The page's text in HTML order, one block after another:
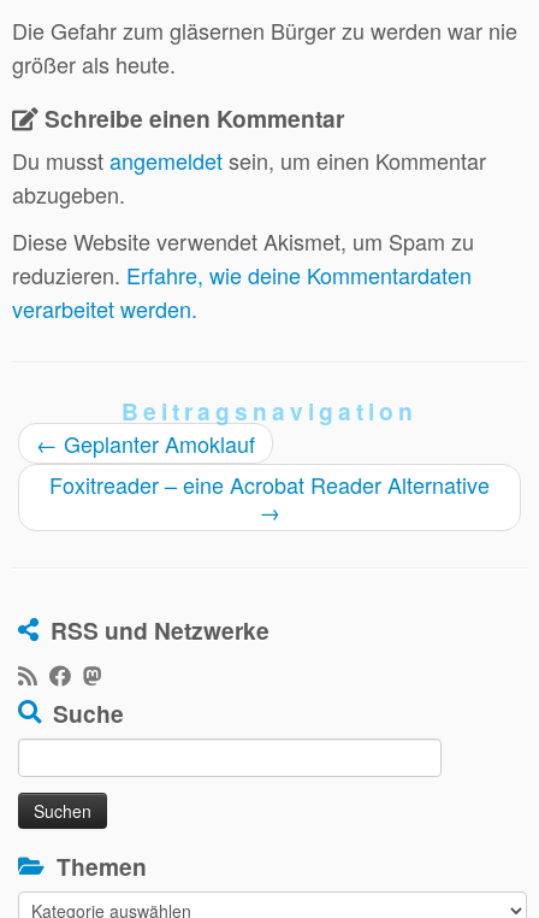
Die Gefahr zum gläsernen Bürger zu werden war nie
größer als heute.
Schreibe einen Kommentar
Du musstangemeldetsein, um einen Kommentar
abzugeben.
Diese Website verwendet Akismet, um Spam zu
reduzieren. Erfahre, wie deine Kommentardaten
verarbeitet werden.
Beitragsnavigation
← Geplanter Amoklauf
Foxitreader – eine Acrobat Reader Alternative
→
RSS und Netzwerke
Suche
Suchen
nach:
Themen
Themen